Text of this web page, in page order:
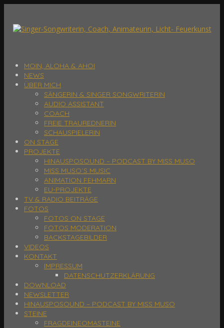
MOIN, ALOHA & AHOI
NEWS
ÜBER MICH
SÄNGERIN & SINGER SONGWRITERIN
AUDIO ASSISTANT
COACH
FREIE TRAUREDNERIN
SCHAUSPIELERIN
ON STAGE
PROJEKTE
HINAUSPOSOUND – PODCAST BY MISS MUSO
MISS MUSO´S MUSIC
ANIMATION FEHMARN
EU-PROJEKTE
TV & RADIO BEITRÄGE
FOTOS
FOTOS ON STAGE
FOTOS MODERATION
BACKSTAGEBILDER
VIDEOS
KONTAKT
IMPRESSUM
DATENSCHUTZERKLÄRUNG
DOWNLOAD
NEWSLETTER
HINAUSPOSOUND – PODCAST BY MISS MUSO
STEINE
FRAGDEINEOMASTEINE